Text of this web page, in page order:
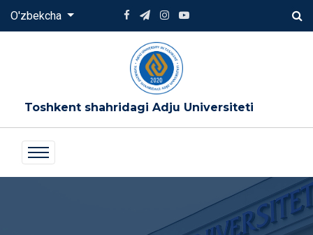
O'zbekcha
Toshkent shahridagi Adju Universiteti